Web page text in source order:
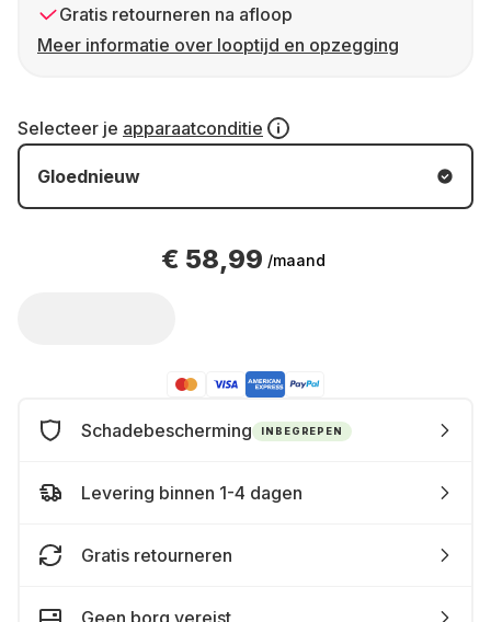
Gratis retourneren na afloop
Meer informatie over looptijd en opzegging
Selecteer je apparaatconditie
Gloednieuw
€ 58,99 /maand
Schadebescherming INBEGREPEN
Levering binnen 1-4 dagen
Gratis retourneren
Geen borg vereist